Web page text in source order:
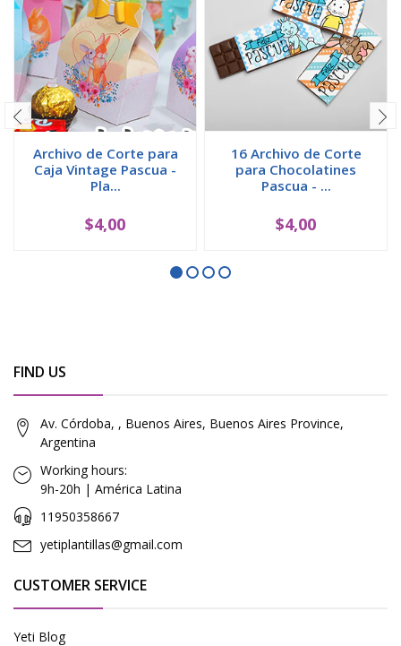
Archivo de Corte para
Caja Vintage Pascua -
Pla...
$4,00
16 Archivo de Corte
para Chocolatines
Pascua - ...
$4,00
FIND US
Av. Córdoba, , Buenos Aires, Buenos Aires Province,
Argentina
Working hours:
9h-20h | América Latina
11950358667
yetiplantillas@gmail.com
CUSTOMER SERVICE
Yeti Blog